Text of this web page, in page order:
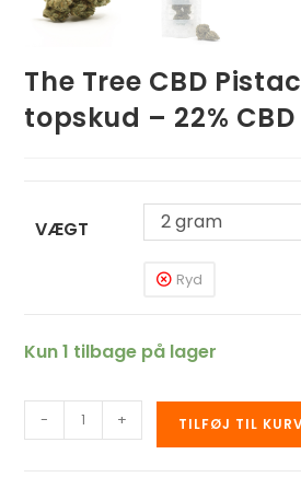
The Tree CBD
topskud – 22%
VÆGT 2 gram
Ryd
Kun 1 tilbage på lager
- + TILFØJ TIL